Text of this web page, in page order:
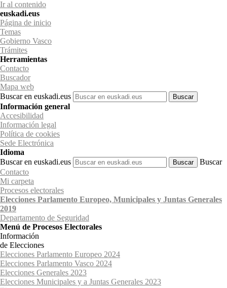
Ir al contenido
euskadi.eus
Página de inicio
Temas
Gobierno Vasco
Trámites
Herramientas
Contacto
Buscador
Mapa web
Buscar en euskadi.eus
Información general
Accesibilidad
Información legal
Política de cookies
Sede Electrónica
Idioma
Buscar en euskadi.eus
Buscar
Contacto
Mi carpeta
Procesos electorales
Elecciones Parlamento Europeo, Municipales y Juntas Generales
2019
Departamento de Seguridad
Menú de Procesos Electorales
Información
de Elecciones
Elecciones Parlamento Europeo 2024
Elecciones Parlamento Vasco 2024
Elecciones Generales 2023
Elecciones Municipales y a Juntas Generales 2023